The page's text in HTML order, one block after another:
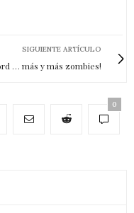
SIGUIENTE ARTÍCULO
… más y más zombies!
0